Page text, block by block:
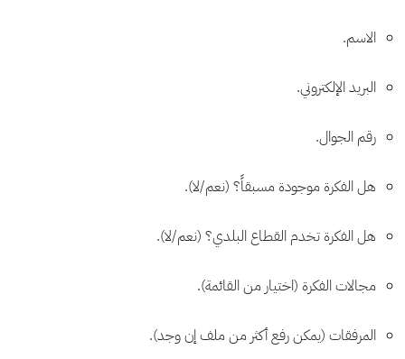
الاسم.
البريد الإلكتروني.
رقم الجوال.
هل الفكرة موجودة مسبقاً؟ (نعم/لا).
هل الفكرة تخدم القطاع البلدي؟ (نعم/لا).
مجالات الفكرة (اختيار من القائمة).
المرفقات (يمكن رفع أكثر من ملف إن وجد).